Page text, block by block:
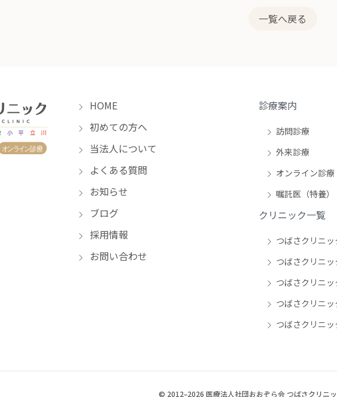
一覧へ戻る
HOME
初めての方へ
当法人について
よくある質問
お知らせ
ブログ
採用情報
お問い合わせ
診療案内
訪問診療
外来診療
オンライン診療
嘱託医（特養）
クリニック一覧
つばさクリニッ
つばさクリニ
つばさクリニッ
つばさクリニッ
つばさクリニッ
© 2012–2026 医療法人社団おおぞら会 つばさクリニ